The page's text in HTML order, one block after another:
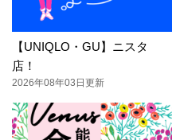
【UNIQLO・GU】ニスタ
店！
2026年08年03日更新